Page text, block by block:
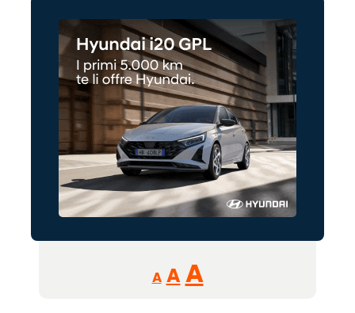
A
Reducir
tamaño
A Restablecer
AAumentar